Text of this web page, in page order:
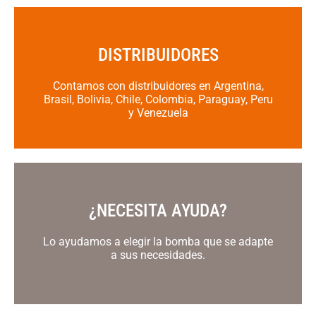
DISTRIBUIDORES
Contamos con distribuidores en Argentina,
Brasil, Bolivia, Chile, Colombia, Paraguay, Peru
y Venezuela
¿NECESITA AYUDA?
Lo ayudamos a elegir la bomba que se adapte
a sus necesidades.